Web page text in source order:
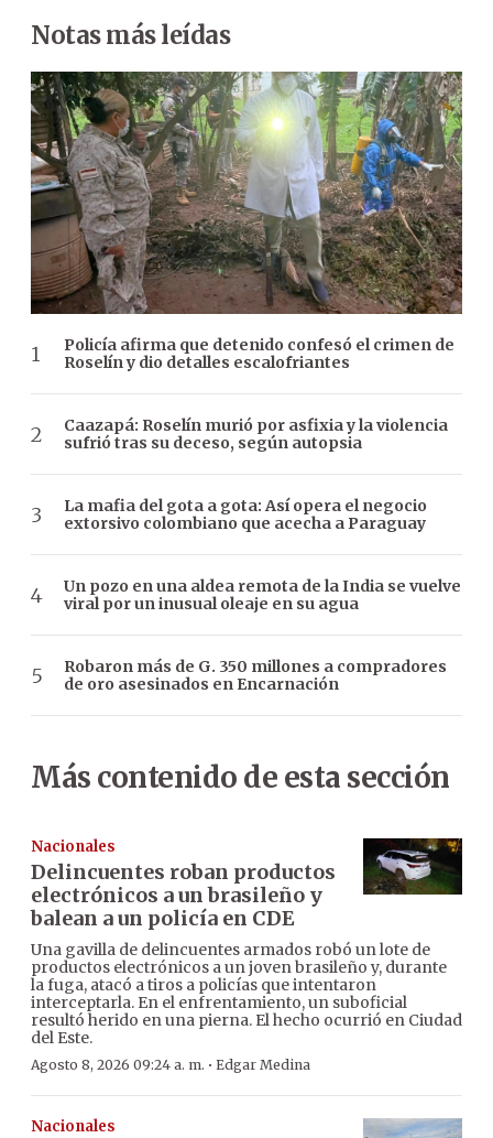
Notas más leídas
Policía afirma que detenido confesó el crimen de
Roselín y dio detalles escalofriantes
Caazapá: Roselín murió por asfixia y la violencia
sufrió tras su deceso, según autopsia
La mafia del gota a gota: Así opera el negocio
extorsivo colombiano que acecha a Paraguay
Un pozo en una aldea remota de la India se vuelve
viral por un inusual oleaje en su agua
Robaron más de G. 350 millones a compradores
de oro asesinados en Encarnación
Más contenido de esta sección
Nacionales
Delincuentes roban productos
electrónicos a un brasileño y
balean a un policía en CDE
Una gavilla de delincuentes armados robó un lote de
productos electrónicos a un joven brasileño y, durante
la fuga, atacó a tiros a policías que intentaron
interceptarla. En el enfrentamiento, un suboficial
resultó herido en una pierna. El hecho ocurrió en Ciudad
del Este.
Agosto 8, 2026 09:24 a. m. · Edgar Medina
Nacionales